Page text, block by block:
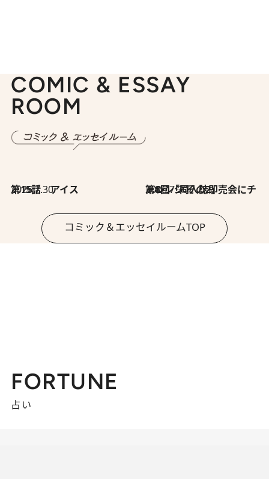
COMIC & ESSAY
ROOM
2026.7.30
第15話 アイス 2026.7.30
第8回「同人誌即売会にチャレンジ その2」
コミック＆エッセイルームTOP
FORTUNE
占い